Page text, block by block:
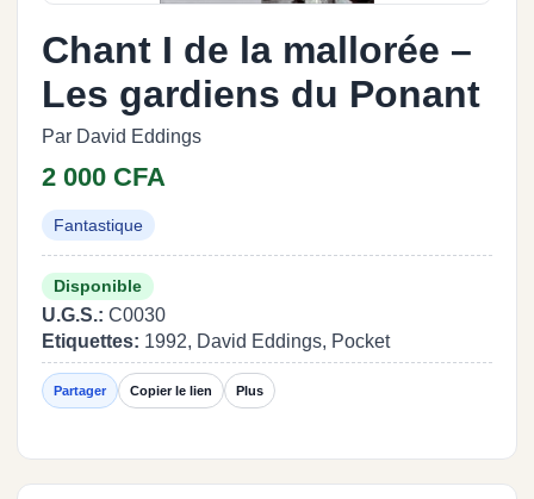
Chant I de la mallorée –
Les gardiens du Ponant
Par David Eddings
2 000 CFA
Fantastique
Disponible
U.G.S.: C0030
Etiquettes: 1992, David Eddings, Pocket
Partager Copier le lien Plus